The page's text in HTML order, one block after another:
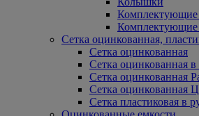
Комплектующие
Комплектующие
Сетка оцинкованная,
Сетка оцинкованная
Сетка оцинкованная
Сетка оцинкованная
Сетка оцинкованная
Сетка пластиковая в